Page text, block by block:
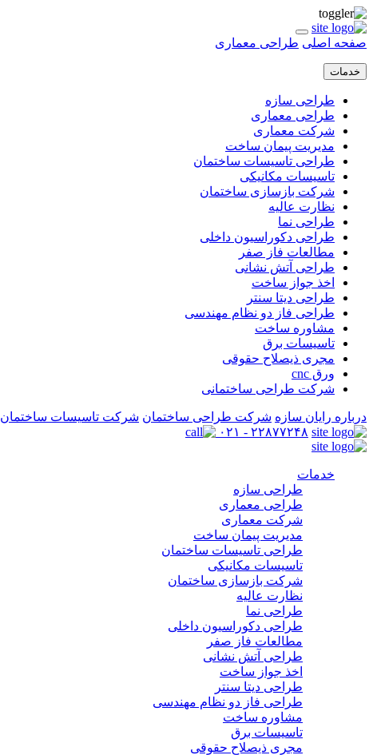
صفحه اصلی طراحی معماری
خدمات
طراحی سازه
طراحی معماری
شرکت معماری
مدیریت پیمان ساخت
طراحی تاسیسات ساختمان
تاسیسات مکانیکی
شرکت بازسازی ساختمان
نظارت عالیه
طراحی نما
طراحی دکوراسیون داخلی
مطالعات فاز صفر
طراحی آتش نشانی
اخذ جواز ساخت
طراحی دیتا سنتر
طراحی فاز دو نظام مهندسی
مشاوره ساخت
تاسیسات برق
مجری ذیصلاح حقوقی
ورق cnc
شرکت طراحی ساختمانی
درباره رایان سازه شرکت طراحی ساختمان شرکت تاسیسات ساختمان
۲۲۸۷۷۲۴۸ - ۰۲۱
خدمات
طراحی سازه
طراحی معماری
شرکت معماری
مدیریت پیمان ساخت
طراحی تاسیسات ساختمان
تاسیسات مکانیکی
شرکت بازسازی ساختمان
نظارت عالیه
طراحی نما
طراحی دکوراسیون داخلی
مطالعات فاز صفر
طراحی آتش نشانی
اخذ جواز ساخت
طراحی دیتا سنتر
طراحی فاز دو نظام مهندسی
مشاوره ساخت
تاسیسات برق
مجری ذیصلاح حقوقی